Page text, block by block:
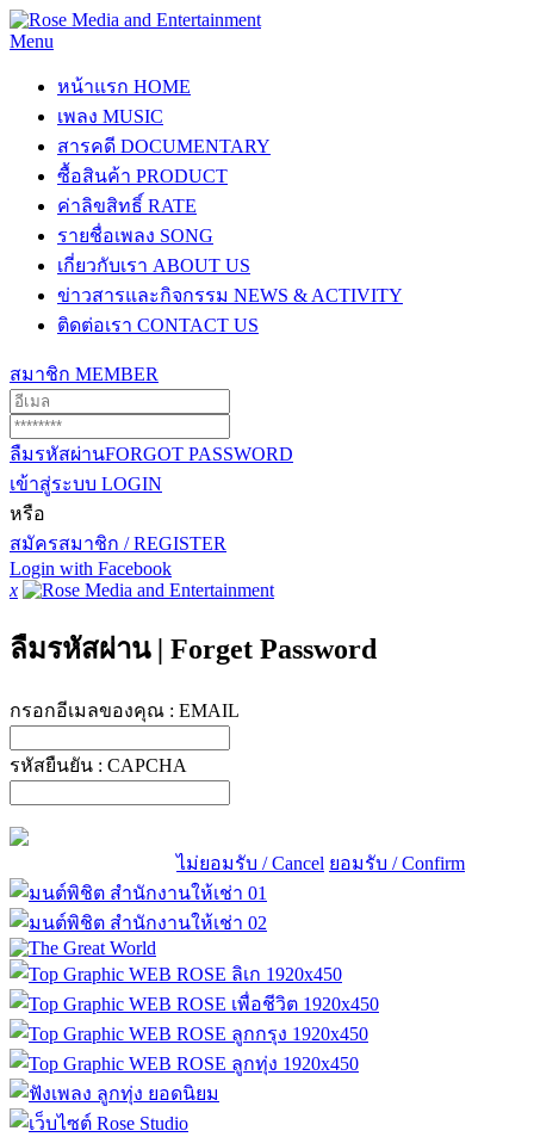
Menu
หน้าแรก HOME
เพลง MUSIC
สารคดี DOCUMENTARY
ซื้อสินค้า PRODUCT
ค่าลิขสิทธิ์ RATE
รายชื่อเพลง SONG
เกี่ยวกับเรา ABOUT US
ข่าวสารและกิจกรรม NEWS & ACTIVITY
ติดต่อเรา CONTACT US
สมาชิก MEMBER
ลืมรหัสผ่านFORGOT PASSWORD
เข้าสู่ระบบ LOGIN
หรือ
สมัครสมาชิก / REGISTER
Login with Facebook
x
ลืมรหัสผ่าน | Forget Password
กรอกอีเมลของคุณ : EMAIL
รหัสยืนยัน : CAPCHA
ไม่ยอมรับ / Cancel ยอมรับ / Confirm